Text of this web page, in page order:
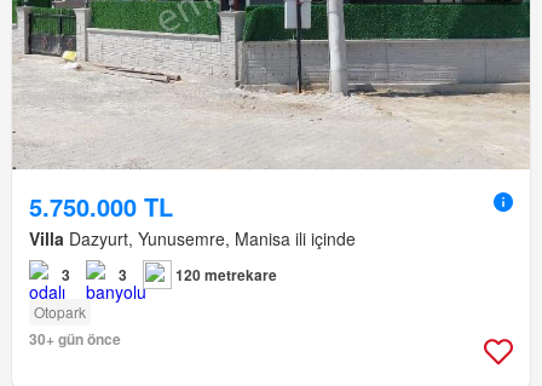
5.750.000 TL
Villa Dazyurt, Yunusemre, Manisa ili içinde
3 3 120 metrekare
Otopark
30+ gün önce